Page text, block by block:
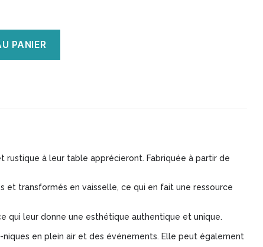
PANIER
à leur table apprécieront. Fabriquée à partir de
transformés en vaisselle, ce qui en fait une ressource
qui leur donne une esthétique authentique et unique.
niques en plein air et des événements. Elle peut également